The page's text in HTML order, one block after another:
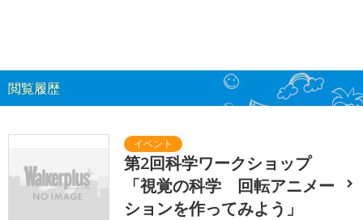
閲覧履歴
第2回科学ワークショップ
「視覚の科学 回転アニメー
ションを作ってみよう」